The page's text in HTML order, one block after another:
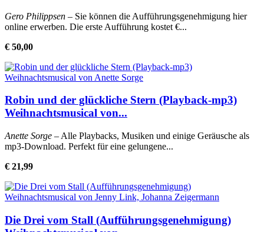
Gero Philippsen – Sie können die Aufführungsgenehmigung hier
online erwerben. Die erste Aufführung kostet €...
€ 50,00
Robin und der glückliche Stern (Playback-mp3)
Weihnachtsmusical von...
Anette Sorge – Alle Playbacks, Musiken und einige Geräusche als
mp3-Download. Perfekt für eine gelungene...
€ 21,99
Die Drei vom Stall (Aufführungsgenehmigung)